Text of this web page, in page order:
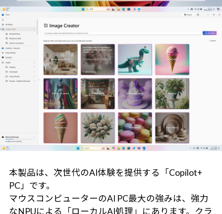
本製品は、次世代のAI体験を提供する「Copilot+
PC」です。
マウスコンピューターのAI PC最大の強みは、強力
なNPUによる「ローカルAI処理」にあります。クラ